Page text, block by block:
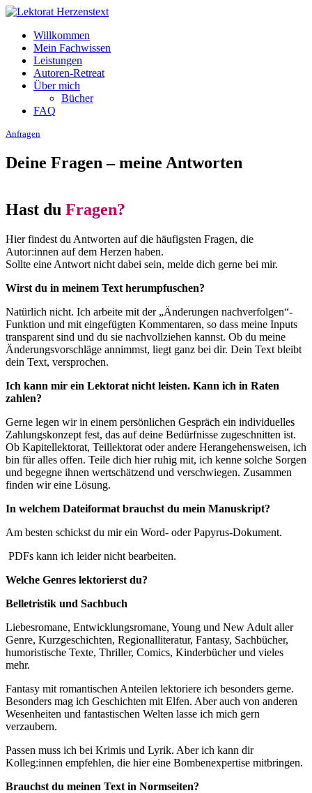
Willkommen
Mein Fachwissen
Leistungen
Autoren-Retreat
Über mich
Bücher
FAQ
Anfragen
Deine Fragen – meine Antworten
Hast du Fragen?
Hier findest du Antworten auf die häufigsten Fragen, die
Autor:innen auf dem Herzen haben.
Sollte eine Antwort nicht dabei sein, melde dich gerne bei mir.
Wirst du in meinem Text herumpfuschen?
Natürlich nicht. Ich arbeite mit der „Änderungen nachverfolgen“-
Funktion und mit eingefügten Kommentaren, so dass meine Inputs
transparent sind und du sie nachvollziehen kannst. Ob du meine
Änderungsvorschläge annimmst, liegt ganz bei dir. Dein Text bleibt
dein Text, versprochen.
Ich kann mir ein Lektorat nicht leisten. Kann ich in Raten
zahlen?
Gerne legen wir in einem persönlichen Gespräch ein individuelles
Zahlungskonzept fest, das auf deine Bedürfnisse zugeschnitten ist.
Ob Kapitellektorat, Teillektorat oder andere Herangehensweisen, ich
bin für alles offen. Teile dich hier ruhig mit, ich kenne solche Sorgen
und begegne ihnen wertschätzend und verschwiegen. Zusammen
finden wir eine Lösung.
In welchem Dateiformat brauchst du mein Manuskript?
Am besten schickst du mir ein Word- oder Papyrus-Dokument.
PDFs kann ich leider nicht bearbeiten.
Welche Genres lektorierst du?
Belletristik und Sachbuch
Liebesromane, Entwicklungsromane, Young und New Adult aller
Genre, Kurzgeschichten, Regionalliteratur, Fantasy, Sachbücher,
humoristische Texte, Thriller, Comics, Kinderbücher und vieles
mehr.
Fantasy mit romantischen Anteilen lektoriere ich besonders gerne.
Besonders mag ich Geschichten mit Elfen. Aber auch von anderen
Wesenheiten und fantastischen Welten lasse ich mich gern
verzaubern.
Passen muss ich bei Krimis und Lyrik. Aber ich kann dir
Kolleg:innen empfehlen, die hier eine Bombenexpertise mitbringen.
Brauchst du meinen Text in Normseiten?